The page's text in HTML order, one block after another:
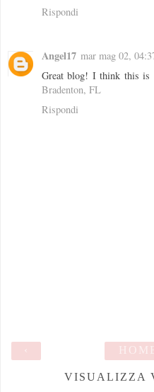
Rispondi
Angel17 mar mag 02,
Great blog! I think this is
Bradenton, FL
Rispondi
VISUALIZZA